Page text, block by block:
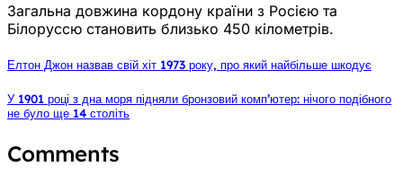
Загальна довжина кордону країни з Росією та
Білоруссю становить близько 450 кілометрів.
Елтон Джон назвав свій хіт 1973 року, про який найбільше шкодує
У 1901 році з дна моря підняли бронзовий комп’ютер: нічого подібного
не було ще 14 століть
Comments